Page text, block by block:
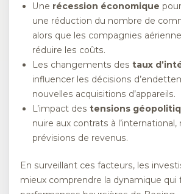
Une récession économique
une réduction du nombre de
alors que les compagnies
réduire les coûts.
Les changements des taux
influencer les décisions
nouvelles acquisitions d’appareils.
L’impact des tensions
nuire aux contrats à
prévisions de revenus.
En surveillant ces facteurs, les
mieux comprendre la dynamique qui